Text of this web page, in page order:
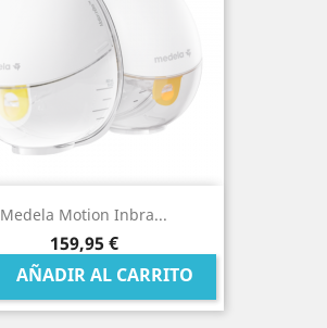
Medela Motion Inbra...
Precio
159,95 €
AÑADIR AL CARRITO